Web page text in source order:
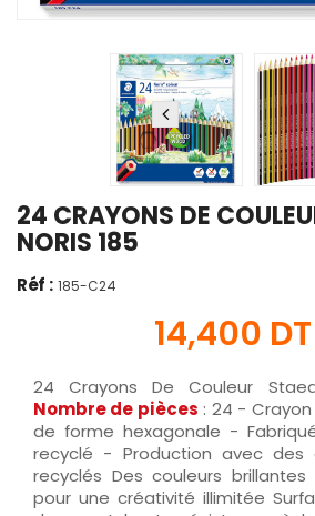
24 CRAYONS DE
NORIS 185
Réf : 185-C24
14,400 DT
24 Crayons De Couleur
Nombre de pièces : 24 -
de forme hexagonale -
recyclé - Production avec des
recyclés Des couleurs
pour une créativité illimitée